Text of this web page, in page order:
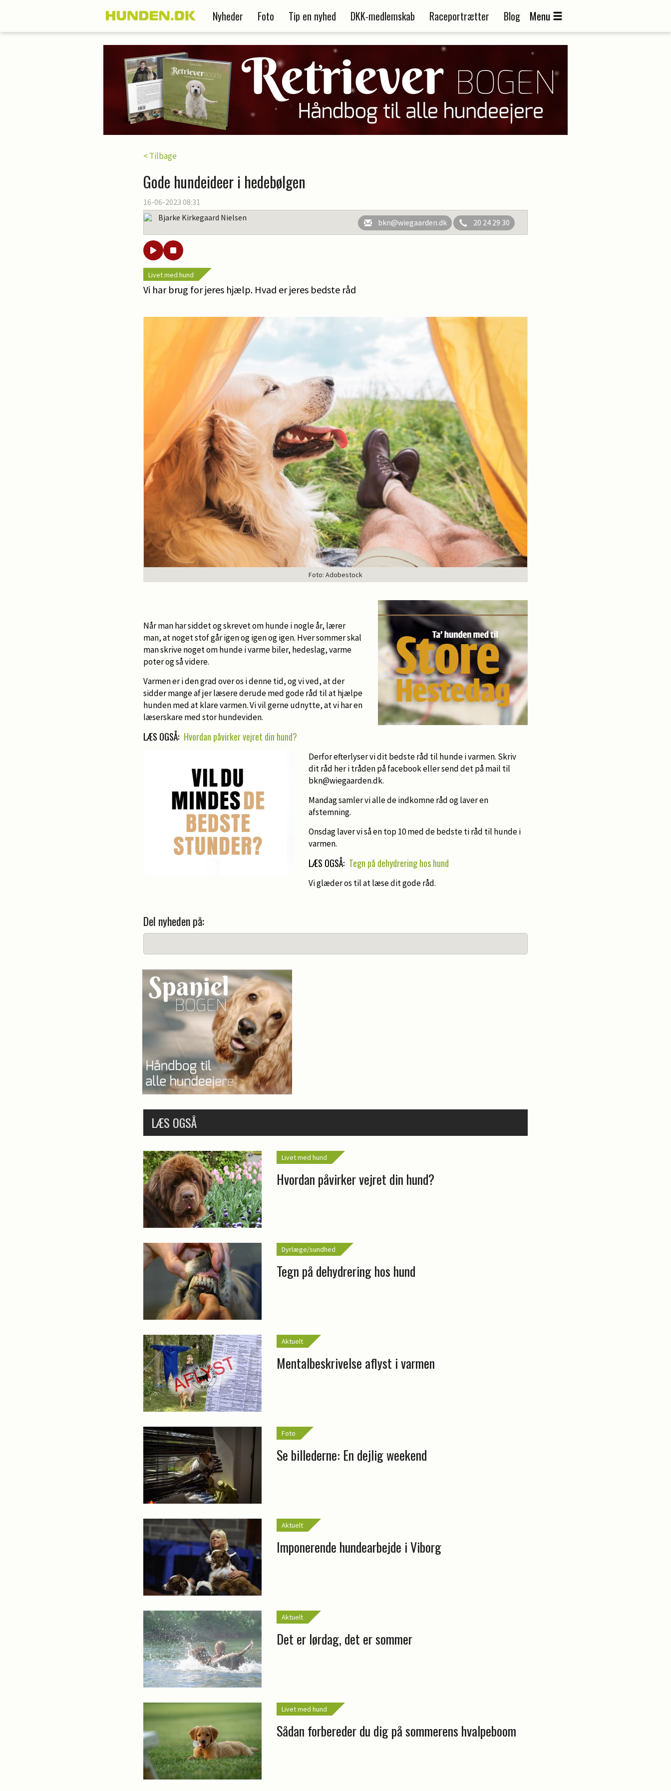
Nyheder Foto Tip en nyhed DKK-medlemskab Raceportrætter Blog Menu
< Tilbage
Gode hundeideer i hedebølgen
16-06-2023 08:31
Bjarke Kirkegaard Nielsen
bkn@wiegaarden.dk 20 24 29 30
Livet med hund
Vi har brug for jeres hjælp. Hvad er jeres bedste råd
Foto: Adobestock
Når man har siddet og skrevet om hunde i nogle år, lærer
man, at noget stof går igen og igen og igen. Hver sommer skal
man skrive noget om hunde i varme biler, hedeslag, varme
poter og så videre.
Varmen er i den grad over os i denne tid, og vi ved, at der
sidder mange af jer læsere derude med gode råd til at hjælpe
hunden med at klare varmen. Vi vil gerne udnytte, at vi har en
læserskare med stor hundeviden.
LÆS OGSÅ: Hvordan påvirker vejret din hund?
Derfor efterlyser vi dit bedste råd til hunde i varmen. Skriv
dit råd her i tråden på facebook eller send det på mail til
bkn@wiegaarden.dk.
Mandag samler vi alle de indkomne råd og laver en
afstemning.
Onsdag laver vi så en top 10 med de bedste ti råd til hunde i
varmen.
LÆS OGSÅ: Tegn på dehydrering hos hund
Vi glæder os til at læse dit gode råd.
Del nyheden på:
LÆS OGSÅ
Livet med hund
Hvordan påvirker vejret din hund?
Dyrlæge/sundhed
Tegn på dehydrering hos hund
Aktuelt
Mentalbeskrivelse aflyst i varmen
Foto
Se billederne: En dejlig weekend
Aktuelt
Imponerende hundearbejde i Viborg
Aktuelt
Det er lørdag, det er sommer
Livet med hund
Sådan forbereder du dig på sommerens hvalpeboom